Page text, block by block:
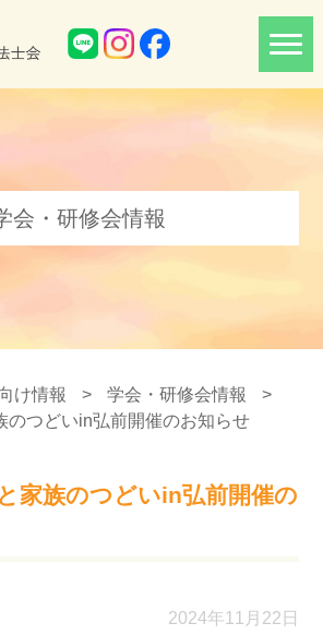
会・研修会情報
け情報 > 学会・研修会情報
>
のつどいin弘前開催のお知らせ
家族のつどいin弘前開催の
2024年11月22日